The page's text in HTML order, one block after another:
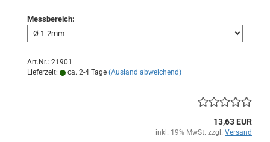
Messbereich:
Art.Nr.: 21901
Lieferzeit:
ca. 2-4 Tage (Ausland abweichend)
13,63 EUR
inkl. 19% MwSt. zzgl. Versand